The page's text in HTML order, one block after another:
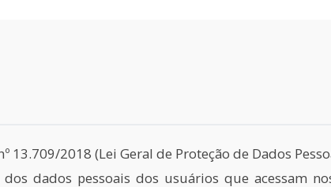
13.709/2018 (Lei Geral de Proteção de Dados
dados pessoais dos usuários que acessam